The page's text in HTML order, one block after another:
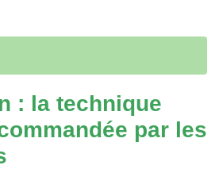
: la technique
par les